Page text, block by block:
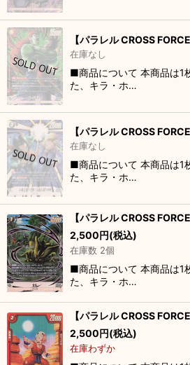
【パラレル CROSS
在庫なし
■商品について 本商品は1
た、キラ・ホ…
【パラレル CROSS
在庫なし
■商品について 本商品は1
た、キラ・ホ…
【パラレル CROSS
2,500円(税込)
在庫数 2個
■商品について 本商品は1
た、キラ・ホ…
【パラレル CROSS
2,500円(税込)
在庫わずか